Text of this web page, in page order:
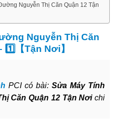
Nguyễn Thị Căn Quận 12 Tận
Nguyễn Thị Căn
1️⃣【Tận Nơi】
PCI có bài: Sửa Máy Tính
Căn Quận 12 Tận Nơichi